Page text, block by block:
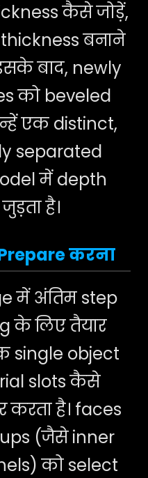
कैसे जोड़ें,
बनाने
बाद, newly
को beveled
एक distinct,
separated
में depth
है।
करना
में अंतिम step
के लिए तैयार
single object
slots कैसे
है। faces
(जैसे inner
को select